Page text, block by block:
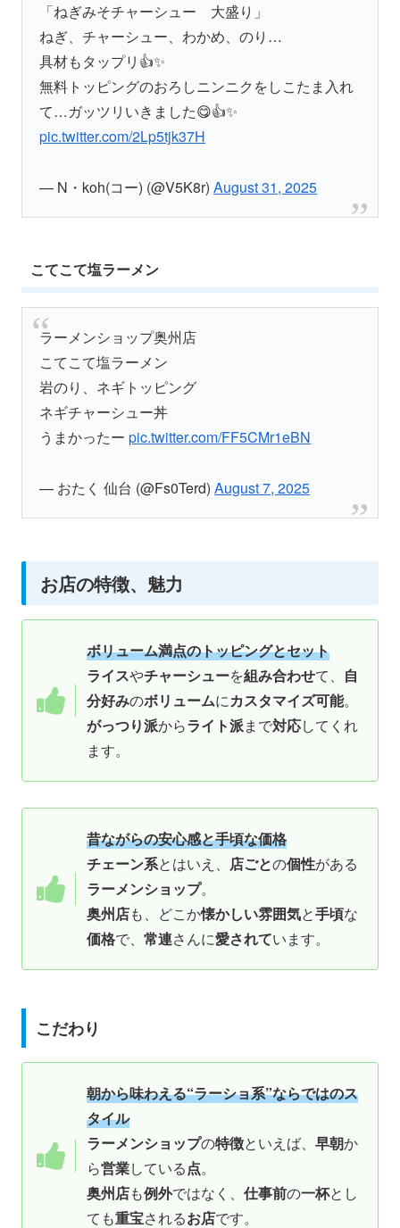
「ねぎみそチャーシュー 大盛り」
ねぎ、チャーシュー、わかめ、のり…
具材もタップリ👍✨
無料トッピングのおろしニンニクをしこたま入れ
て…ガッツリいきました😋👍✨
pic.twitter.com/2Lp5tjk37H
— N・koh(コー) (@V5K8r)August 31, 2025
こてこて塩ラーメン
ラーメンショップ奥州店
こてこて塩ラーメン
岩のり、ネギトッピング
ネギチャーシュー丼
うまかったーpic.twitter.com/FF5CMr1eBN
— おたく 仙台 (@Fs0Terd)August 7, 2025
お店の特徴、魅力
ボリューム満点のトッピングとセット
ライスやチャーシューを組み合わせて、 自
分好みのボリュームにカスタマイズ可能。
がっつり派からライト派まで対応してくれ
ます。
昔ながらの安心感と手頃な価格
チェーン系とはいえ、 店ごとの個性がある
ラーメンショップ。
奥州店も、どこか懐かしい雰囲気と手頃な
価格で、 常連さんに愛されています。
こだわり
朝から味わえる“ラーショ系”ならではのス
タイル
ラーメンショップの特徴といえば、 早朝か
ら営業している点。
奥州店も例外ではなく、 仕事前の一杯とし
ても重宝されるお店です。